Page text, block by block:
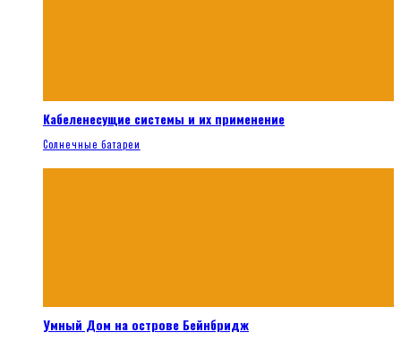
Кабеленесущие системы и их применение
Солнечные батареи
Умный Дом на острове Бейнбридж